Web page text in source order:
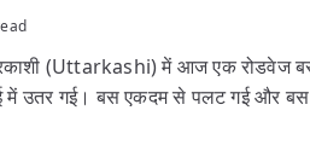
(Uttarkashi) में आज एक रोडवेज
में उतर गई। बस एकदम से पलट गई और